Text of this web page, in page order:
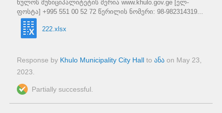
ხულოს მუნიციპალიტეტის მერია www.khulo.gov.ge [ელ-
ფოსტა] +995 551 00 52 72 წერილის ნომერი: 98-982314319...
222.xlsx
Response by Khulo Municipality City Hall to ანა on May 23,
2023
Partially successful.